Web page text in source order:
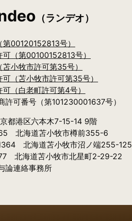
（ランデオ）
00120152813号）
（第00100152813号）
小牧市許可第35号）
（苫小牧市許可第35号）
（白老町許可第4号）
許可番号（第101230001637号）
都港区六本木7-15-14 9階
北海道苫小牧市樽前355-6
北海道苫小牧市沼ノ端255-125
北海道苫小牧市北星町2-29-22
連絡事務所